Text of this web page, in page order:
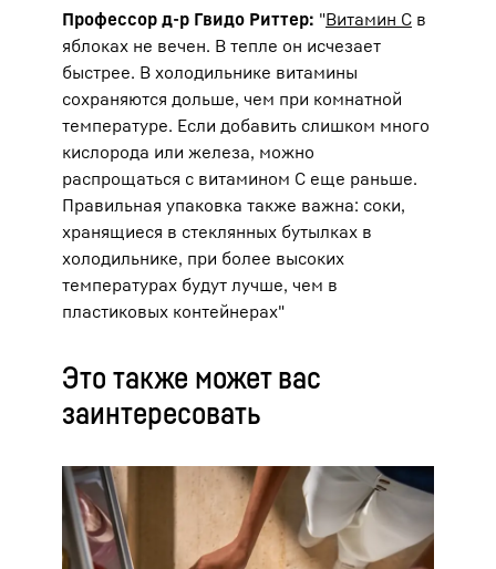
Профессор д-р Гвидо Риттер: "Витамин С в
яблоках не вечен. В тепле он исчезает
быстрее. В холодильнике витамины
сохраняются дольше, чем при комнатной
температуре. Если добавить слишком много
кислорода или железа, можно
распрощаться с витамином С еще раньше.
Правильная упаковка также важна: соки,
хранящиеся в стеклянных бутылках в
холодильнике, при более высоких
температурах будут лучше, чем в
пластиковых контейнерах"
Это также может вас
заинтересовать